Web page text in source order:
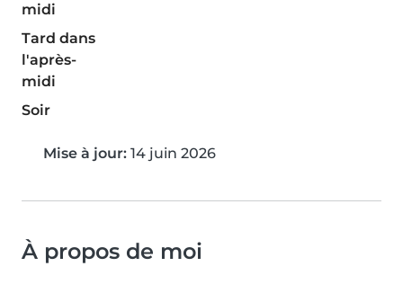
midi
Tard dans
l'après-
midi
Soir
Mise à jour: 14 juin 2026
À propos de moi